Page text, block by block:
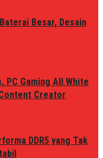
Besar, Desain
PC Gaming All White
Creator
DDR5 yang Tak